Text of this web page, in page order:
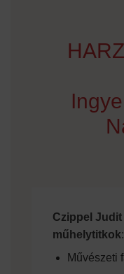
Czippel
műhelytitkok:
Művészeti